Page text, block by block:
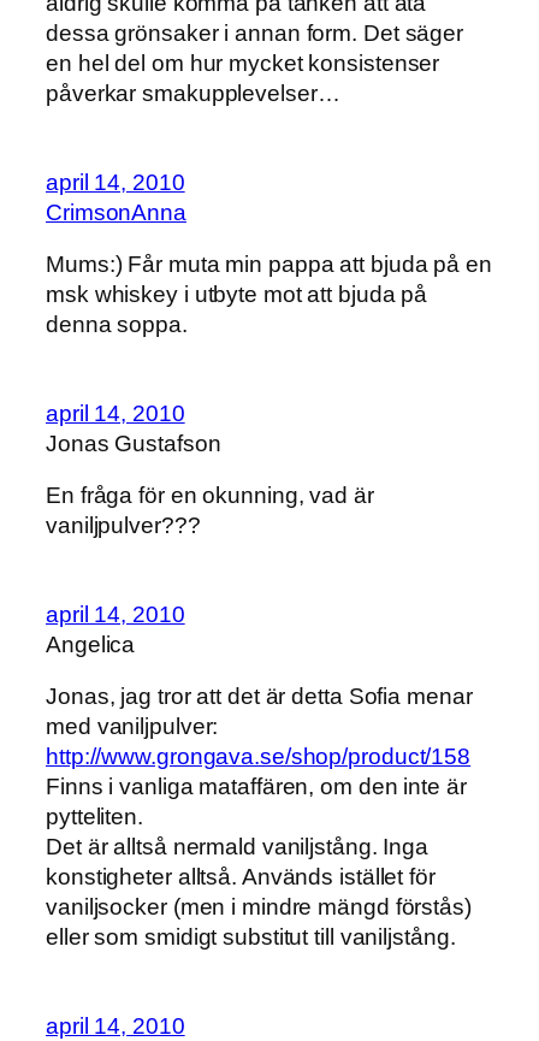
dessa grönsaker i annan form. Det säger
en hel del om hur mycket konsistenser
påverkar smakupplevelser…
april 14, 2010
CrimsonAnna
Mums:) Får muta min pappa att bjuda på en
msk whiskey i utbyte mot att bjuda på
denna soppa.
april 14, 2010
Jonas Gustafson
En fråga för en okunning, vad är
vaniljpulver???
april 14, 2010
Angelica
Jonas, jag tror att det är detta Sofia menar
med vaniljpulver:
http://www.grongava.se/shop/product/158
Finns i vanliga mataffären, om den inte är
pytteliten.
Det är alltså nermald vaniljstång. Inga
konstigheter alltså. Används istället för
vaniljsocker (men i mindre mängd förstås)
eller som smidigt substitut till vaniljstång.
april 14, 2010